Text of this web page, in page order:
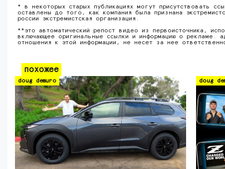
* в некоторых старых публикациях могут присутствовать
оставлены до того, как компания была признана
россии экстремистская организация.
**это автоматический репост видео из первоисточника,
включающее оригинальные ссылки и информацию о рекламе.
отношения к этой информации, не несет за нее
похожее
doug demuro doug